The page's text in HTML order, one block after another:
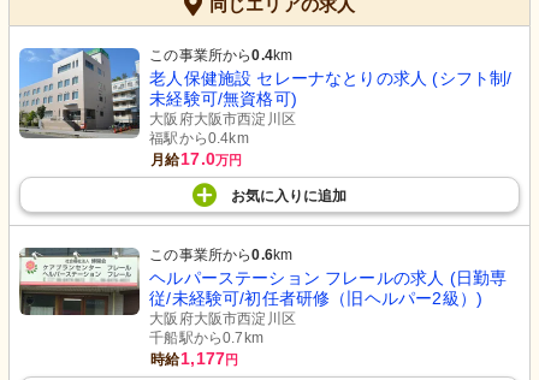
この事業所から0.4km
老人保健施設 セレーナなとりの求人 (シフト制/
未経験可/無資格可)
大阪府大阪市西淀川区
福駅から0.4km
月給17.0万円
お気に入り に追加
この事業所から0.6km
ヘルパーステーション フレールの求人 (日勤専
従/未経験可/初任者研修（旧ヘルパー2級）)
大阪府大阪市西淀川区
千船駅から0.7km
時給1,177円